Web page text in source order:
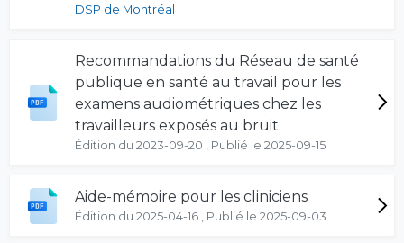
DSP de Montréal
Recommandations du Réseau de santé
publique en santé au travail pour les
examens audiométriques chez les
travailleurs exposés au bruit
Édition du 2023-09-20 , Publié le 2025-09-15
Aide-mémoire pour les cliniciens
Édition du 2025-04-16 , Publié le 2025-09-03